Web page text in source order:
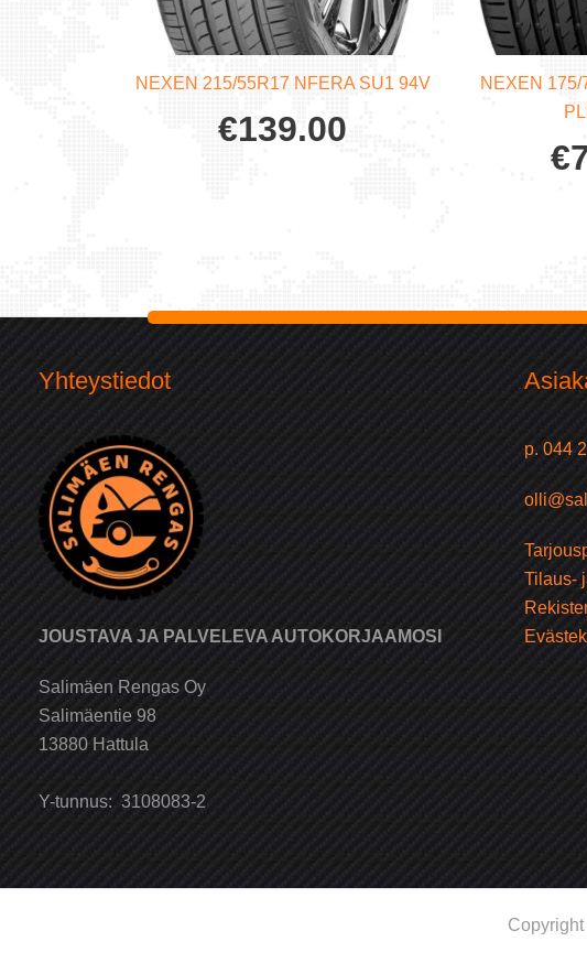
NEXEN 215/55R17 NFERA SU1 94V
€139.00
NEXEN
€
Yhteystiedot
JOUSTAVA JA PALVELEVA AUTOKORJAAMOSI
Salimäen Rengas Oy
Salimäentie 98
13880 Hattula
Y-tunnus: 3108083-2
p. 044
Tilaus-